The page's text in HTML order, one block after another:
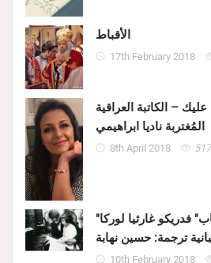
الأقباط
17th February 2018
– الكاتبة العراقية
المُغتربة ناديا ابراهيمي
8th April 2018
"نصف رغيف وكتاب" فدريكو غارثيا لوركا
ترجمة: حسين نهابة
10th February 2018